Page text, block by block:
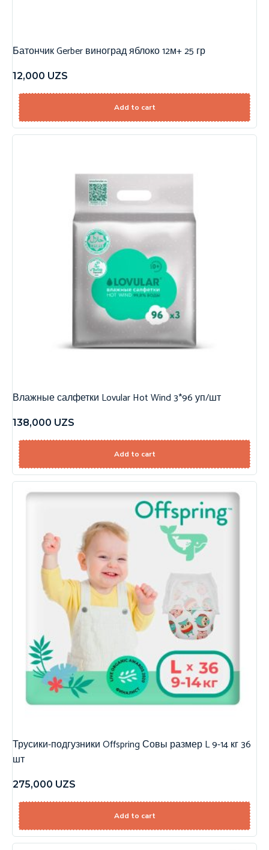
Батончик Gerber виноград яблоко 12м+ 25 гр
12,000 UZS
Add to cart
Влажные салфетки Lovular Hot Wind 3*96 уп/шт
138,000 UZS
Add to cart
Трусики-подгузники Offspring Совы размер L 9-14 кг 36
шт
275,000 UZS
Add to cart